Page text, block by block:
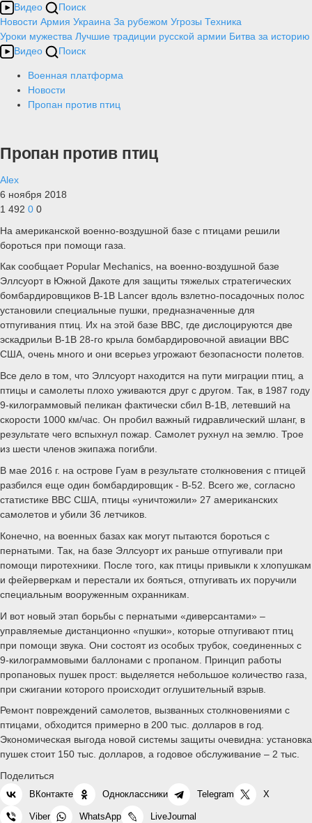
Видео
Поиск
Новости Армия Украина За рубежом Угрозы Техника
Уроки мужества Лучшие традиции русской армии Битва за историю
Видео
Поиск
Военная платформа
Новости
Пропан против птиц
Пропан против птиц
Alex
6 ноября 2018
1 492 0 0
На американской военно-воздушной базе с птицами решили
бороться при помощи газа.
Как сообщает Popular Mechanics, на военно-воздушной базе
Эллсуорт в Южной Дакоте для защиты тяжелых стратегических
бомбардировщиков B-1B Lancer вдоль взлетно-посадочных полос
установили специальные пушки, предназначенные для
отпугивания птиц. Их на этой базе ВВС, где дислоцируются две
эскадрильи B-1B 28-го крыла бомбардировочной авиации ВВС
США, очень много и они всерьез угрожают безопасности полетов.
Все дело в том, что Эллсуорт находится на пути миграции птиц, а
птицы и самолеты плохо уживаются друг с другом. Так, в 1987 году
9-килограммовый пеликан фактически сбил B-1B, летевший на
скорости 1000 км/час. Он пробил важный гидравлический шланг, в
результате чего вспыхнул пожар. Самолет рухнул на землю. Трое
из шести членов экипажа погибли.
В мае 2016 г. на острове Гуам в результате столкновения с птицей
разбился еще один бомбардировщик - B-52. Всего же, согласно
статистике ВВС США, птицы «уничтожили» 27 американских
самолетов и убили 36 летчиков.
Конечно, на военных базах как могут пытаются бороться с
пернатыми. Так, на базе Эллсуорт их раньше отпугивали при
помощи пиротехники. После того, как птицы привыкли к хлопушкам
и фейерверкам и перестали их бояться, отпугивать их поручили
специальным вооруженным охранникам.
И вот новый этап борьбы с пернатыми «диверсантами» –
управляемые дистанционно «пушки», которые отпугивают птиц
при помощи звука. Они состоят из особых трубок, соединенных с
9-килограммовыми баллонами с пропаном. Принцип работы
пропановых пушек прост: выделяется небольшое количество газа,
при сжигании которого происходит оглушительный взрыв.
Ремонт повреждений самолетов, вызванных столкновениями с
птицами, обходится примерно в 200 тыс. долларов в год.
Экономическая выгода новой системы защиты очевидна: установка
пушек стоит 150 тыс. долларов, а годовое обслуживание – 2 тыс.
Поделиться
ВКонтакте Одноклассники Telegram X
Viber WhatsApp LiveJournal